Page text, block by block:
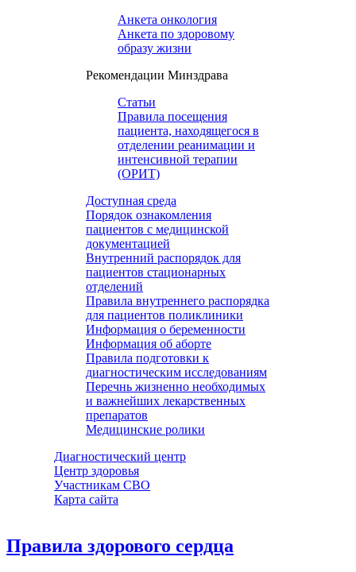
Анкета онкология
Анкета по здоровому
образу жизни
Рекомендации Минздрава
Статьи
Правила посещения
пациента, находящегося в
отделении реанимации и
интенсивной терапии
(ОРИТ)
Доступная среда
Порядок ознакомления
пациентов с медицинской
документацией
Внутренний распорядок для
пациентов стационарных
отделений
Правила внутреннего распорядка
для пациентов поликлиники
Информация о беременности
Информация об аборте
Правила подготовки к
диагностическим исследованиям
Перечнь жизненно необходимых
и важнейших лекарственных
препаратов
Медицинские ролики
Диагностический центр
Центр здоровья
Участникам СВО
Карта сайта
Правила здорового сердца